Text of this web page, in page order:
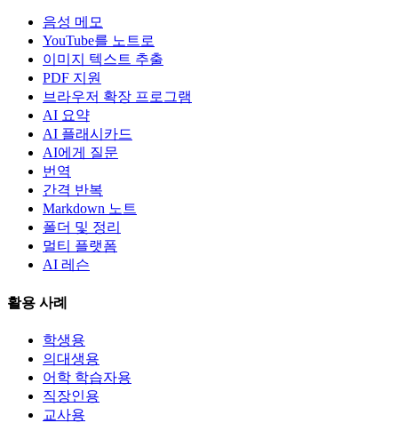
음성 메모
YouTube를 노트로
이미지 텍스트 추출
PDF 지원
브라우저 확장 프로그램
AI 요약
AI 플래시카드
AI에게 질문
번역
간격 반복
Markdown 노트
폴더 및 정리
멀티 플랫폼
AI 레슨
활용 사례
학생용
의대생용
어학 학습자용
직장인용
교사용